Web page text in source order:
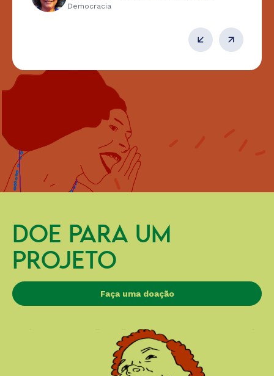
Democracia
DOE PARA UM
PROJETO
Faça uma doação